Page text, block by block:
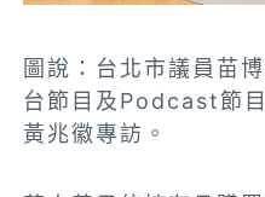
圖說：台北市議員苗
台節目及Podcast節
黃兆徽專訪。